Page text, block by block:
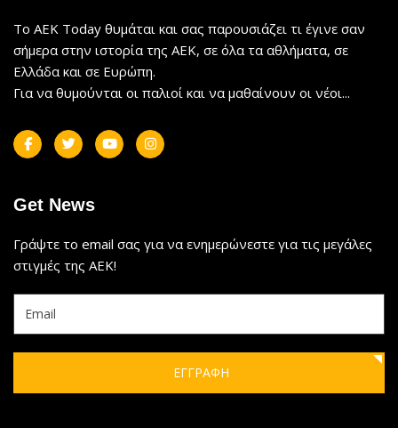
Το AEK Today θυμάται και σας παρουσιάζει τι έγινε σαν
σήμερα στην ιστορία της ΑΕΚ, σε όλα τα αθλήματα, σε
Ελλάδα και σε Ευρώπη.
Για να θυμούνται οι παλιοί και να μαθαίνουν οι νέοι...
Get News
Γράψτε το email σας για να ενημερώνεστε για τις μεγάλες
στιγμές της ΑΕΚ!
ΕΓΓΡΑΦΗ